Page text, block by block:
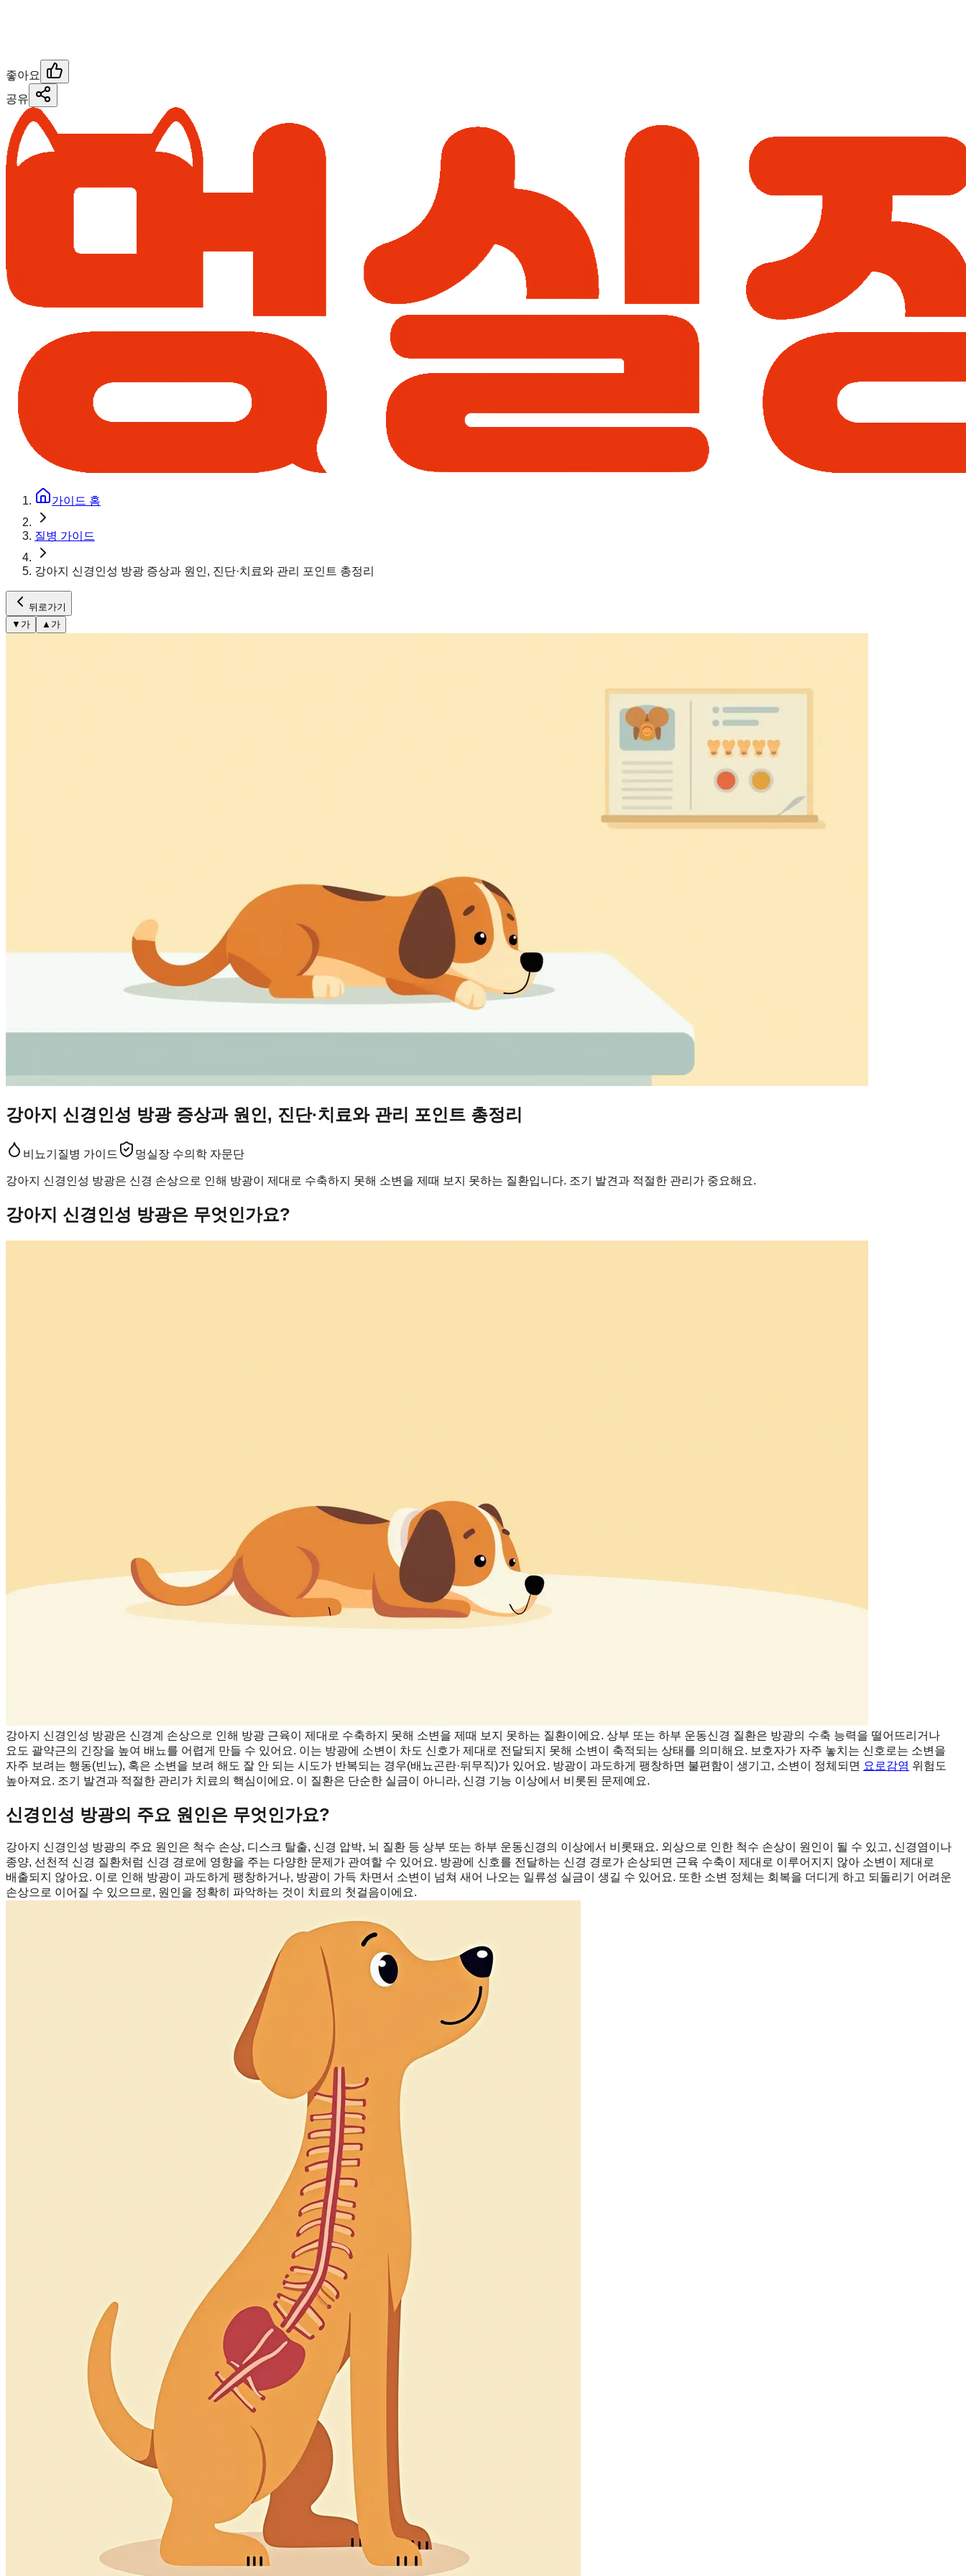
좋아요
공유
가이드 홈
질병 가이드
강아지 신경인성 방광 증상과 원인, 진단·치료와 관리 포인트 총정리
뒤로가기
▼ 가 ▲ 가
강아지 신경인성 방광 증상과 원인, 진단·치료와 관리 포인트 총정리
비뇨기 질병 가이드 멍실장 수의학 자문단
강아지 신경인성 방광은 신경 손상으로 인해 방광이 제대로 수축하지 못해 소변을 제때 보지 못하는 질환입니다. 조기 발견과 적절한 관리가 중요해요.
강아지 신경인성 방광은 무엇인가요?
강아지 신경인성 방광은 신경계 손상으로 인해 방광 근육이 제대로 수축하지 못해 소변을 제때 보지 못하는 질환이에요. 상부 또는 하부 운동신경 질환은 방광의 수축 능력을 떨어뜨리거나
요도 괄약근의 긴장을 높여 배뇨를 어렵게 만들 수 있어요. 이는 방광에 소변이 차도 신호가 제대로 전달되지 못해 소변이 축적되는 상태를 의미해요. 보호자가 자주 놓치는 신호로는 소변을
자주 보려는 행동(빈뇨), 혹은 소변을 보려 해도 잘 안 되는 시도가 반복되는 경우(배뇨곤란·뒤무직)가 있어요. 방광이 과도하게 팽창하면 불편함이 생기고, 소변이 정체되면 요로감염 위험도
높아져요. 조기 발견과 적절한 관리가 치료의 핵심이에요. 이 질환은 단순한 실금이 아니라, 신경 기능 이상에서 비롯된 문제예요.
신경인성 방광의 주요 원인은 무엇인가요?
강아지 신경인성 방광의 주요 원인은 척수 손상, 디스크 탈출, 신경 압박, 뇌 질환 등 상부 또는 하부 운동신경의 이상에서 비롯돼요. 외상으로 인한 척수 손상이 원인이 될 수 있고, 신경염이나
종양, 선천적 신경 질환처럼 신경 경로에 영향을 주는 다양한 문제가 관여할 수 있어요. 방광에 신호를 전달하는 신경 경로가 손상되면 근육 수축이 제대로 이루어지지 않아 소변이 제대로
배출되지 않아요. 이로 인해 방광이 과도하게 팽창하거나, 방광이 가득 차면서 소변이 넘쳐 새어 나오는 일류성 실금이 생길 수 있어요. 또한 소변 정체는 회복을 더디게 하고 되돌리기 어려운
손상으로 이어질 수 있으므로, 원인을 정확히 파악하는 것이 치료의 첫걸음이에요.